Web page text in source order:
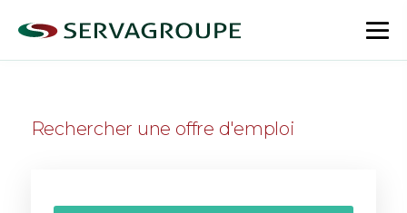
Rechercher une offre d'emploi